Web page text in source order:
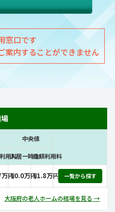
窓口です
案内することができません
中央値
用料入居一時金月額利用料
円10.0万円11.8万円 一覧から探す
大阪府の老人ホームの相場を見る →